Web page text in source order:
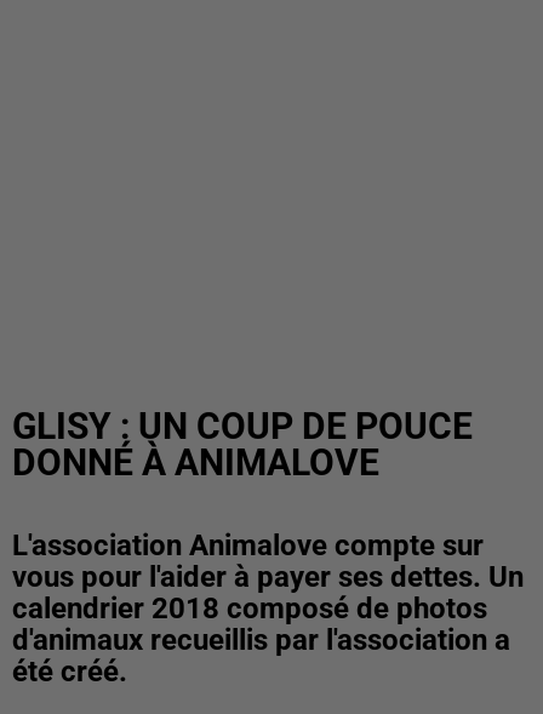
GLISY : UN COUP DE POUCE
DONNÉ À ANIMALOVE
L'association Animalove compte sur
vous pour l'aider à payer ses dettes. Un
calendrier 2018 composé de photos
d'animaux recueillis par l'association a
été créé.